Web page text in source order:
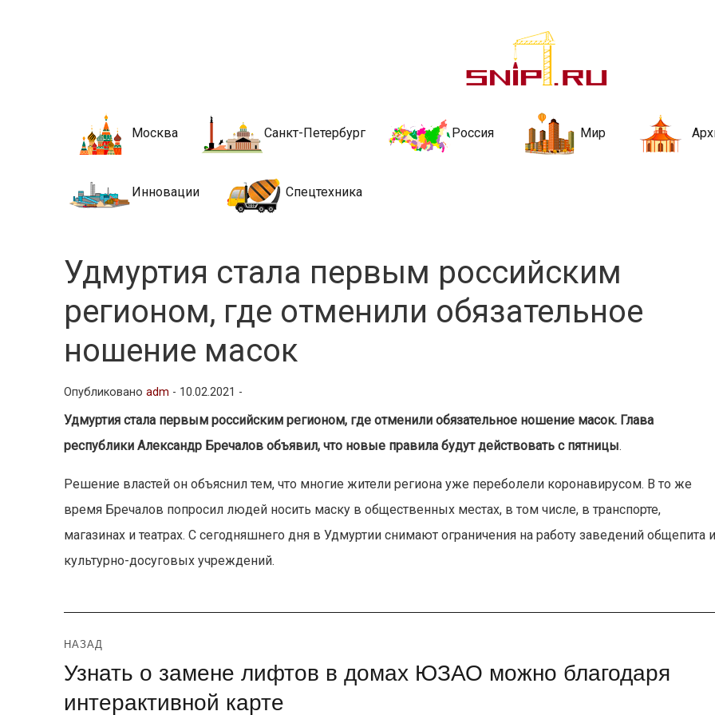
Новости строительства и
стройкой рубрики
Москва Санкт-Петербург Россия Мир
Инновации Спецтехника
Удмуртия стала первым российским
регионом, где отменили обязательное
ношение масок
Опубликованоadm - 10.02.2021 -
Удмуртия стала первым российским регионом, где отменили обязательное ношение масок. Глава
республики Александр Бречалов объявил, что новые правила будут действовать с пятницы.
Решение властей он объяснил тем, что многие жители региона уже переболели коронавирусом. В то же
время Бречалов попросил людей носить маску в общественных местах, в том числе, в транспорте,
магазинах и театрах. С сегодняшнего дня в Удмуртии снимают ограничения на работу заведений общепита
культурно-досуговых учреждений.
Навигация
по
НАЗАД
Предыдущая
Узнать о замене лифтов в домах ЮЗАО можно благодаря
интерактивной карте